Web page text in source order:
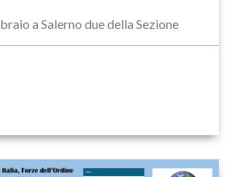
a Salerno due della Sezione